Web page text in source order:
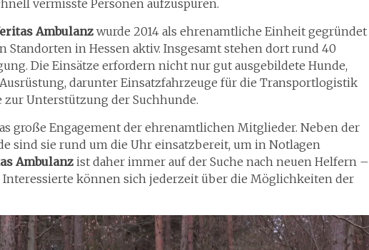
vermisste Personen aufzuspüren.
Ambulanz wurde 2014 als ehrenamtliche Einheit gegründet
in Hessen aktiv. Insgesamt stehen dort rund 40
Die Einsätze erfordern nicht nur gut ausgebildete Hunde,
darunter Einsatzfahrzeuge für die Transportlogistik
Unterstützung der Suchhunde.
große Engagement der ehrenamtlichen Mitglieder. Neben der
sind sie rund um die Uhr einsatzbereit, um in Notlagen
Ambulanz ist daher immer auf der Suche nach neuen Helfern –
Interessierte können sich jederzeit über die Möglichkeiten der